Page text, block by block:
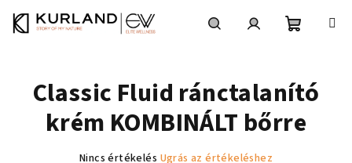
Classic Fluid ránctalanító
krém KOMBINÁLT bőrre
A
Nincs értékelés Ugrás az értékeléshez